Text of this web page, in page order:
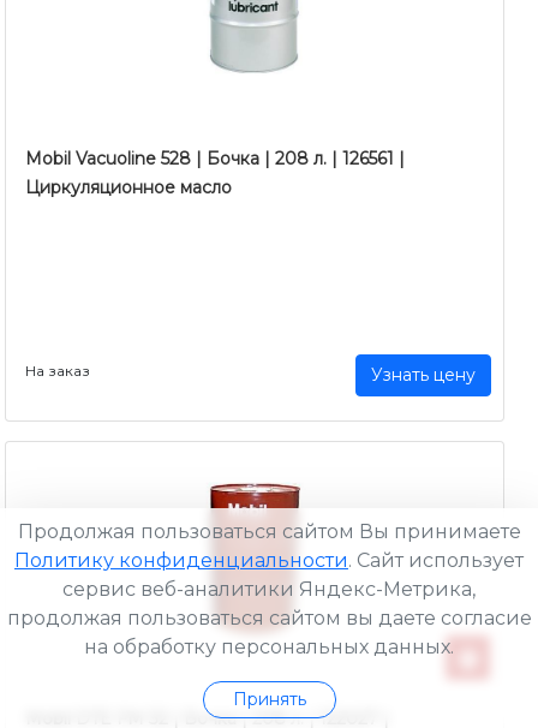
Mobil Vacuoline 528 | Бочка | 208 л. | 126561 |
Циркуляционное масло
На заказ Узнать цену
Mobil DTE FM 32 | Бочка | 208 л. | 122027 |
Продолжая пользоваться сайтом Вы принимаете
Политику конфиденциальности. Сайт использует
сервис веб-аналитики Яндекс-Метрика,
продолжая пользоваться сайтом вы даете согласие
на обработку персональных данных.
Принять